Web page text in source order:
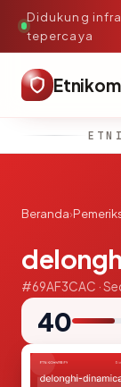
Didukung
tepercaya
Beranda›
#69AF3CAC ·
40